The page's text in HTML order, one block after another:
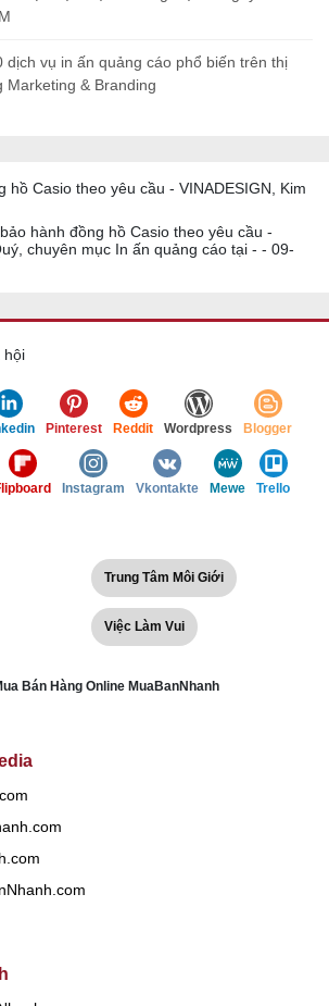
dịch vụ in ấn quảng cáo phổ biến trên thị
Marketing & Branding
hồ Casio theo yêu cầu - VINADESIGN, Kim
hành đồng hồ Casio theo yêu cầu -
chuyên mục In ấn quảng cáo tại - - 09-
hội
Pinterest Reddit Wordpress Blogger
Instagram Vkontakte Mewe Trello
Trung Tâm Môi Giới
Việc Làm Vui
Bán Hàng Online MuaBanNhanh